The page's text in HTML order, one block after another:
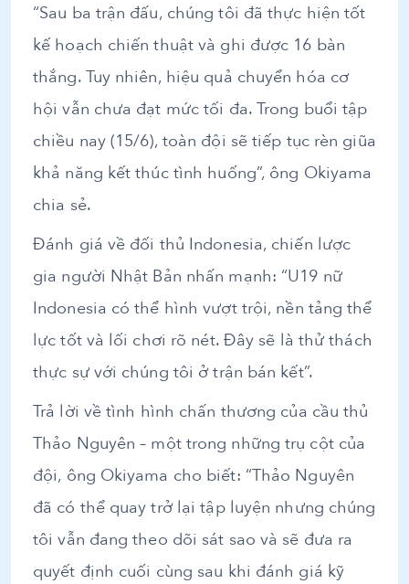
“Sau ba trận đấu, chúng tôi đã thực hiện tốt
kế hoạch chiến thuật và ghi được 16 bàn
thắng. Tuy nhiên, hiệu quả chuyển hóa cơ
hội vẫn chưa đạt mức tối đa. Trong buổi tập
chiều nay (15/6), toàn đội sẽ tiếp tục rèn giũa
khả năng kết thúc tình huống”, ông Okiyama
chia sẻ.
Đánh giá về đối thủ Indonesia, chiến lược
gia người Nhật Bản nhấn mạnh: “U19 nữ
Indonesia có thể hình vượt trội, nền tảng thể
lực tốt và lối chơi rõ nét. Đây sẽ là thử thách
thực sự với chúng tôi ở trận bán kết”.
Trả lời về tình hình chấn thương của cầu thủ
Thảo Nguyên – một trong những trụ cột của
đội, ông Okiyama cho biết: “Thảo Nguyên
đã có thể quay trở lại tập luyện nhưng chúng
tôi vẫn đang theo dõi sát sao và sẽ đưa ra
quyết định cuối cùng sau khi đánh giá kỹ